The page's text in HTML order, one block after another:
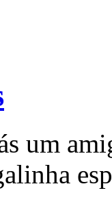
um